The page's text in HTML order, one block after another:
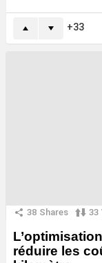
33
38 Shares 33
réduire les